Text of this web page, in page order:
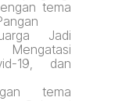
tema
Jadi
19, dan
tema